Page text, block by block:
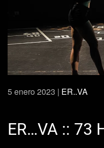
5 enero 2023 | ER..VA
ER…VA :: 73